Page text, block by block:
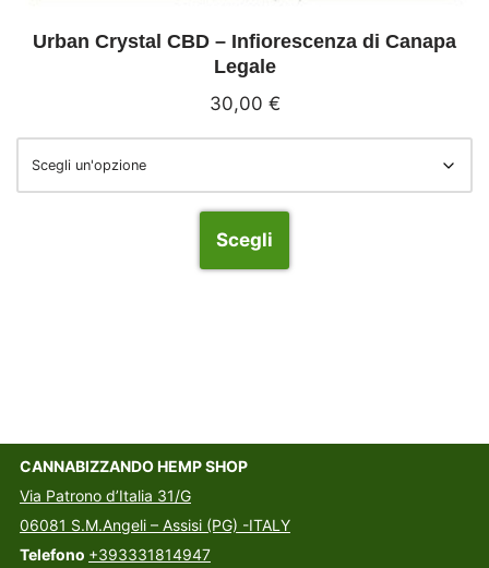
Urban Crystal CBD – Infiorescenza di Canapa
Legale
30,00 €
Scegli
CANNABIZZANDO HEMP SHOP
Via Patrono d’Italia 31/G
06081 S.M.Angeli – Assisi (PG) -ITALY
Telefono +393331814947